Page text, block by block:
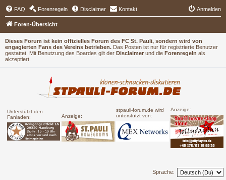
Dieses Forum ist kein offizielles Forum des FC St. Pauli, sondern wird von
engagierten Fans des Vereins betrieben. Das Posten ist nur für registrierte Benutzer
gestattet. Mit Benutzung des Boardes gilt der Disclaimer und die Forenregeln als
akzeptiert.
Unterstützt den
Fanladen:
Anzeige:
stpauli-forum.de wird
unterstützt von:
Anzeige:
FAQ Forenregeln Disclaimer Kontakt Anmelden
Foren-Übersicht
Sprache: